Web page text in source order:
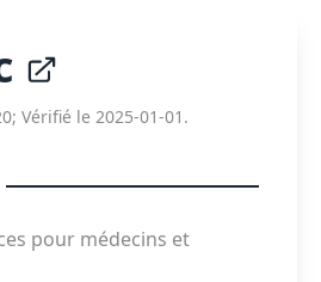
Vérifié le 2025-01-01.
pour médecins et